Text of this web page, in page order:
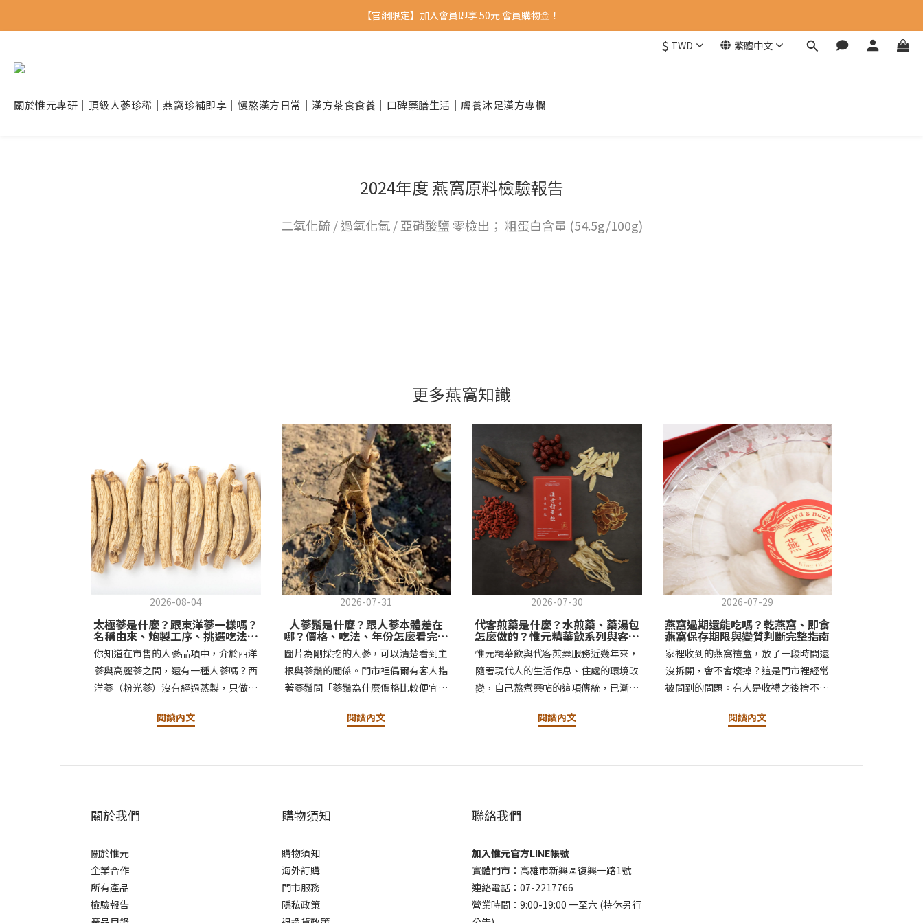
【官網限定】加入會員即享 50元 會員購物金！
$ TWD 繁體中文
關於惟元專研｜頂級人蔘珍稀｜燕窩珍補即享｜慢熬漢方日常｜漢方茶食食養｜口碑藥膳生活｜膚養沐足漢方專欄
2024年度 燕窩原料檢驗報告
二氧化硫 / 過氧化氫 / 亞硝酸鹽 零檢出； 粗蛋白含量 (54.5g/100g)
更多燕窩知識
2026-08-04
太極蔘是什麼？跟東洋蔘一樣嗎？
名稱由來、炮製工序、挑選吃法完
整解析
你知道在市售的人蔘品項中，介於西洋
蔘與高麗蔘之間，還有一種人蔘嗎？西
洋蔘（粉光蔘）沒有經過蒸製，只做清
蔘）則是經過完整蒸製，顏色深紅、補
也是我們常聽到的「太極蔘」，更適配
各種體質、年齡層的人蔘選擇。這篇文
一路整理到炮製工序、各地的不同稱
呼，以及怎麼挑選與食用，幫您把這個
常被搞混、卻又獨具特色的品項徹底弄
懂。惟元蔘藥・人參講堂太極蔘是什
閱讀內文
2026-07-31
人蔘鬚是什麼？跟人蔘本體差在
哪？價格、吃法、年份怎麼看完整
解析
圖片為剛採挖的人蔘，可以清楚看到主
根與蔘鬚的關係。門市裡偶爾有客人指
著蔘鬚問「蔘鬚為什麼價格比較便宜？
參茶喝，用蔘鬚可以嗎？」這個問題背
樣，這跟「品質」是兩件事，我們將更
細部拆解。這篇文章，惟元將從人蔘鬚
哪，到傳統上怎麼被使用，和你一起分
享，希望能夠幫助到你。惟元蔘藥・人
參講堂人蔘鬚是什麼？跟人蔘本體差在
哪？價格、吃法、年份怎麼看完整解析
閱讀內文
2026-07-30
代客煎藥是什麼？水煎藥、藥湯包
怎麼做的？惟元精華飲系列與客製
煎藥服務完整介紹
惟元精華飲與代客煎藥服務近幾年來，
隨著現代人的生活作息、住處的環境改
變，自己熬煮藥帖的這項傳統，已漸漸
這項服務，成了越來越多熟客口耳相傳
乎都會成為固定回訪的客人，使用的也
一年比一年穩定，我們樂見，顧客把養
客製需求，日常保養也一樣適用。忙碌
的生活步調下，隨手飲用熬製好的漢方
精華，撕開即飲，對很多人來說，是把
「該做的保養」真正落實到生活裡的關
閱讀內文
2026-07-29
燕窩過期還能吃嗎？乾燕窩、即食
燕窩保存期限與變質判斷完整指南
家裡收到的燕窩禮盒，放了一段時間還
沒拆開，會不會壞掉？這是門市裡經常
被問到的問題。有人是收禮之後捨不得
量較大的燕窩，開封後沒有一次用完，
閱讀內文
關於我們
關於惟元
企業合作
所有產品
檢驗報告
購物須知
購物須知
海外訂購
門市服務
隱私政策
聯絡我們
加入惟元官方LINE帳號
實體門市：高雄市新興區復興一路1號
連絡電話：07-2217766
營業時間：9:00-19:00 一至六 (特休另行